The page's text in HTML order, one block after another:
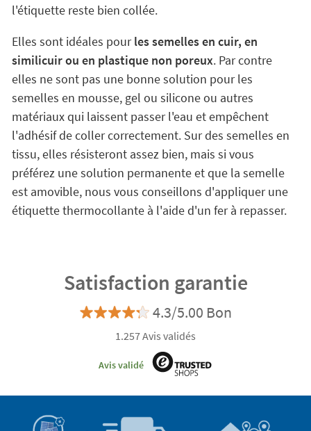
l'étiquette reste bien collée.
Elles sont idéales pourles semelles en cuir, en
similicuir ou en plastique non poreux. Par contre
elles ne sont pas une bonne solution pour les
semelles en mousse, gel ou silicone ou autres
matériaux qui laissent passer l'eau et empêchent
l'adhésif de coller correctement. Sur des semelles en
tissu, elles résisteront assez bien, mais si vous
préférez une solution permanente et que la semelle
est amovible, nous vous conseillons d'appliquer une
étiquette thermocollante à l'aide d'un fer à repasser.
Satisfaction garantie
4.3/5.00 Bon
1.257 Avis validés
Avis validé